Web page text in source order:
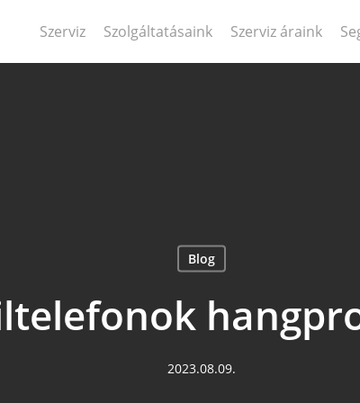
Szerviz Szolgáltatásaink Szerviz áraink
Blog
2023.08.09.